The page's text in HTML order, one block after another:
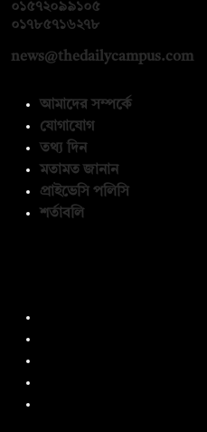
০১৫৭২০৯৯১০৫
০১৭৮৫৭১৬২৭৮
news@thedailycampus.com
আমাদের সম্পর্কে
যোগাযোগ
তথ্য দিন
মতামত জানান
প্রাইভেসি পলিসি
শর্তাবলি